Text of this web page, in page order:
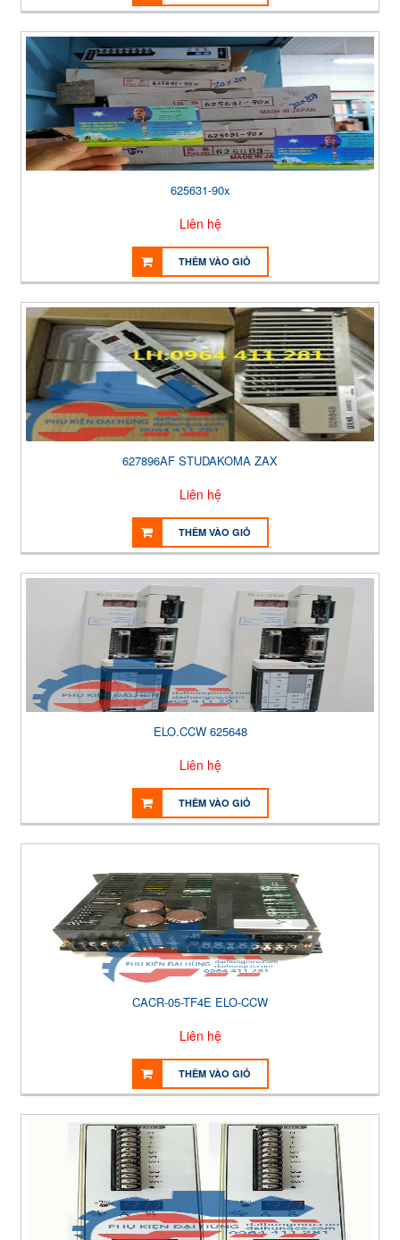
625631-90x
Liên hệ
THÊM VÀO GIỎ
627896AF STUDAKOMA ZAX
Liên hệ
THÊM VÀO GIỎ
ELO.CCW 625648
Liên hệ
THÊM VÀO GIỎ
CACR-05-TF4E ELO-CCW
Liên hệ
THÊM VÀO GIỎ